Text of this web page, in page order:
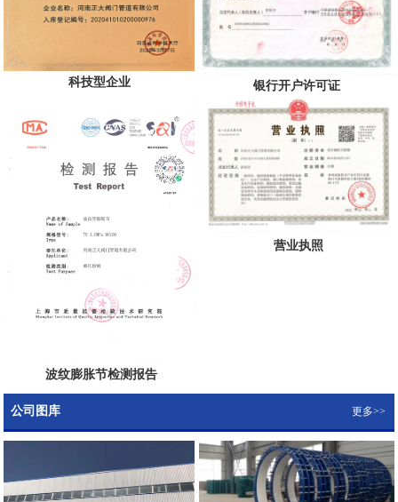
科技型企业 银行开户许可证
波纹膨胀节检测报告
营业执照
公司图库 更多>>